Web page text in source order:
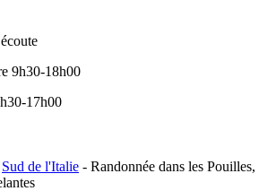
9h30-18h00
17h00
Sud de l'Italie - Randonnée dans les Pouilles,